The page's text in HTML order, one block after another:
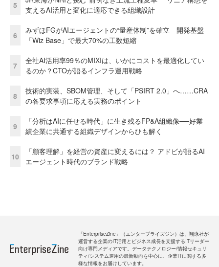
5
支えるAI活用と変化に適応できる組織設計
6
みずほFGがAIエージェントの“量産体制”を確立 開発基盤
「Wiz Base」で最大70%の工数短縮
7
全社AI活用率99％のMIXIは、いかにコストを最適化してい
るのか？CTOが語るインフラ運用戦略
8
技術的実装、SBOM管理、そして「PSIRT 2.0」へ……CRA
の各要求事項に応える実務のポイント
9
「分析はAIに任せる時代」に生き残るFP&A組織像──好業
績企業に共通する組織デザインからひも解く
10
「顧客理解」を経営の資産に変えるには？ アドビが語るAI
エージェント時代のブランド戦略
「EnterpriseZine」（エンタープライズジン）は、翔泳社が
運営する企業のIT活用とビジネス成長を支援するITリーダー
向け専門メディアです。データテクノロジー/情報セキュリ
ティ/システム運用の最新動向を中心に、企業ITに関する多
様な情報をお届けしています。